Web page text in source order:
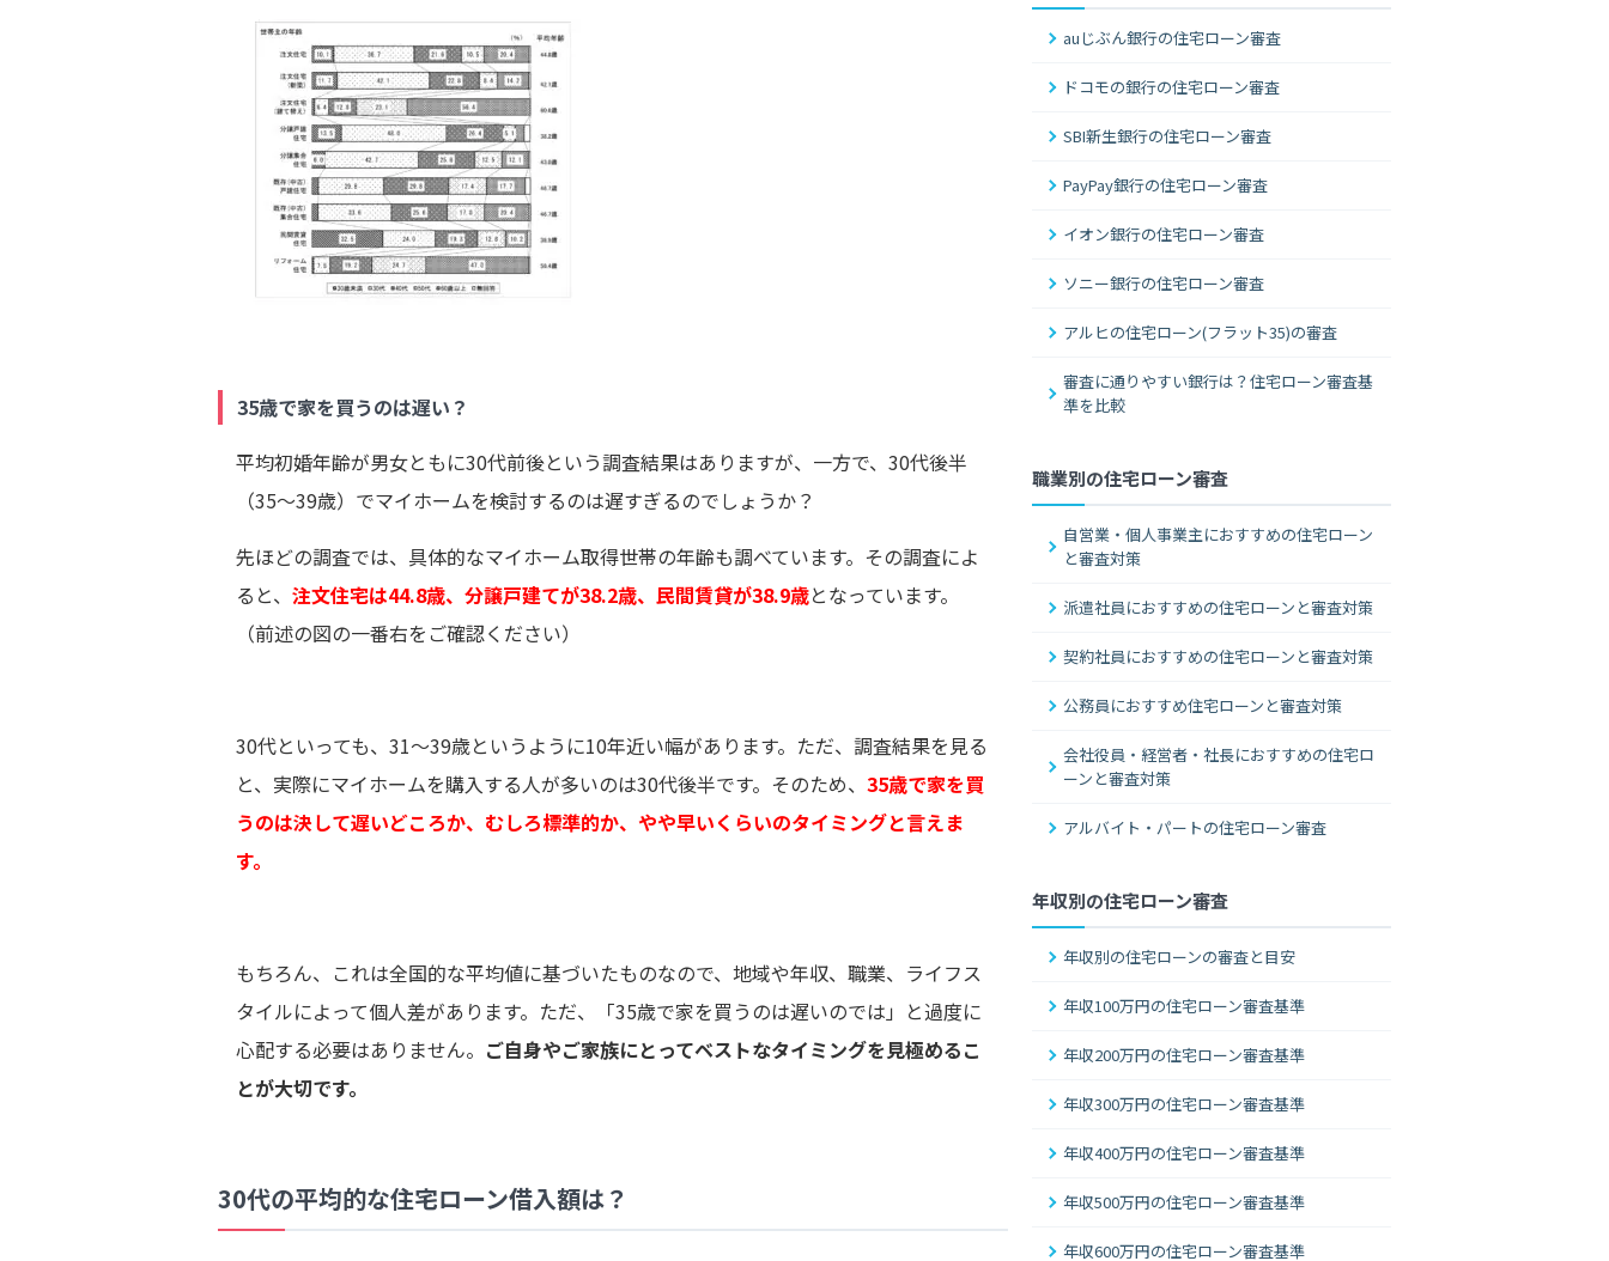
35歳で家を買うのは遅い？
平均初婚年齢が男女ともに30代前後という調査結果はありますが、一方で、30代後半
（35～39歳）でマイホームを検討するのは遅すぎるのでしょうか？
先ほどの調査では、具体的なマイホーム取得世帯の年齢も調べています。その調査によ
ると、 注文住宅は44.8歳、分譲戸建てが38.2歳、民間賃貸が38.9歳となっています。
（前述の図の一番右をご確認ください）
30代といっても、31～39歳というように10年近い幅があります。ただ、調査結果を見る
と、実際にマイホームを購入する人が多いのは30代後半です。そのため、 35歳で家を買
うのは決して遅いどころか、むしろ標準的か、やや早いくらいのタイミングと言えま
す。
もちろん、これは全国的な平均値に基づいたものなので、地域や年収、職業、ライフス
タイルによって個人差があります。ただ、「35歳で家を買うのは遅いのでは」と過度に
心配する必要はありません。 ご自身やご家族にとってベストなタイミングを見極めるこ
とが大切です。
30代の平均的な住宅ローン借入額は？
auじぶん銀行の住宅ローン審査
ドコモの銀行の住宅ローン審査
SBI新生銀行の住宅ローン審査
PayPay銀行の住宅ローン審査
イオン銀行の住宅ローン審査
ソニー銀行の住宅ローン審査
アルヒの住宅ローン(フラット35)の審査
審査に通りやすい銀行は？住宅ローン審査基
準を比較
職業別の住宅ローン審査
自営業・個人事業主におすすめの住宅ローン
と審査対策
派遣社員におすすめの住宅ローンと審査対策
契約社員におすすめの住宅ローンと審査対策
公務員におすすめ住宅ローンと審査対策
会社役員・経営者・社長におすすめの住宅ロ
ーンと審査対策
アルバイト・パートの住宅ローン審査
年収別の住宅ローン審査
年収別の住宅ローンの審査と目安
年収100万円の住宅ローン審査基準
年収200万円の住宅ローン審査基準
年収300万円の住宅ローン審査基準
年収400万円の住宅ローン審査基準
年収500万円の住宅ローン審査基準
年収600万円の住宅ローン審査基準